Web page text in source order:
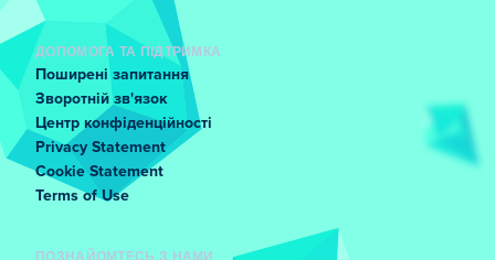
ДОПОМОГА ТА ПІДТРИМКА
Поширені запитання
Зворотній зв'язок
Центр конфіденційності
Privacy Statement
Cookie Statement
Terms of Use
ПОЗНАЙОМТЕСЬ З НАМИ